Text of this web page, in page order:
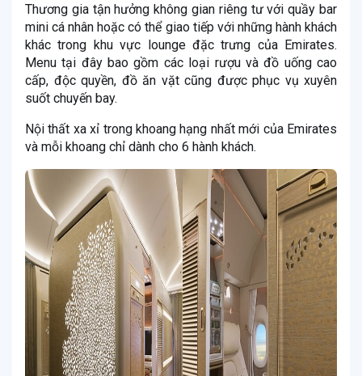
Thương gia tận hưởng không gian riêng tư với quầy bar
mini cá nhân hoặc có thể giao tiếp với những hành khách
khác trong khu vực lounge đặc trưng của Emirates.
Menu tại đây bao gồm các loại rượu và đồ uống cao
cấp, độc quyền, đồ ăn vặt cũng được phục vụ xuyên
suốt chuyến bay.
Nội thất xa xỉ trong khoang hạng nhất mới của Emirates
và mỗi khoang chỉ dành cho 6 hành khách.